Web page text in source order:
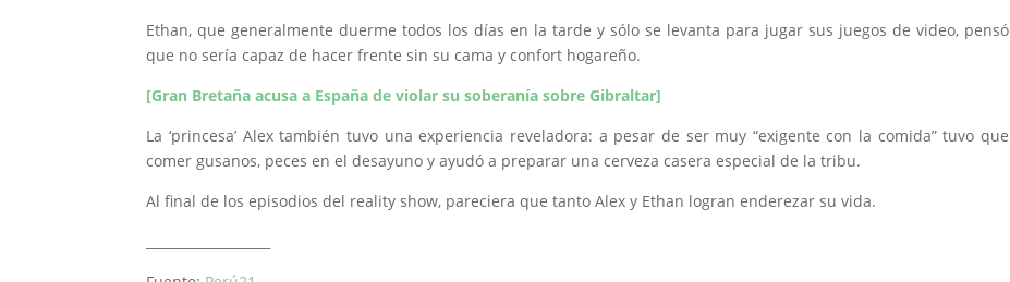
Ethan, que generalmente duerme todos los días en la tarde y sólo se levanta para jugar sus juegos de video, pensó
que no sería capaz de hacer frente sin su cama y confort hogareño.
[Gran Bretaña acusa a España de violar su soberanía sobre Gibraltar]
La ‘princesa’ Alex también tuvo una experiencia reveladora: a pesar de ser muy “exigente con la comida” tuvo que
comer gusanos, peces en el desayuno y ayudó a preparar una cerveza casera especial de la tribu.
Al final de los episodios del reality show, pareciera que tanto Alex y Ethan logran enderezar su vida.